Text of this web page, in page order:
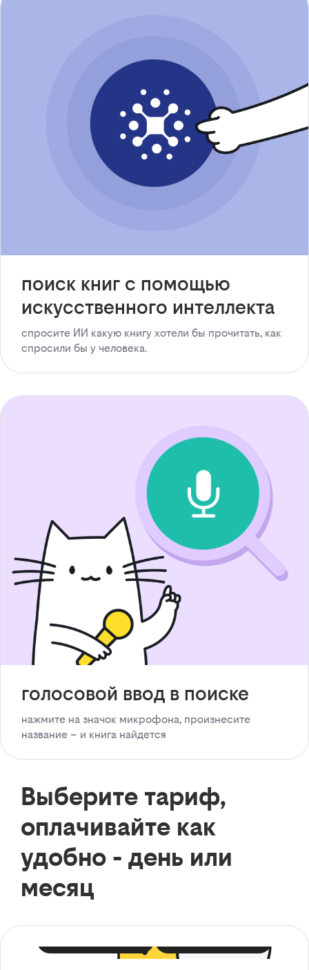
поиск книг с помощью
искусственного интеллекта
спросите ИИ какую книгу хотели бы прочитать, как
спросили бы у человека.
голосовой ввод в поиске
нажмите на значок микрофона, произнесите
название – и книга найдется
Выберите тариф,
оплачивайте как
удобно - день или
месяц